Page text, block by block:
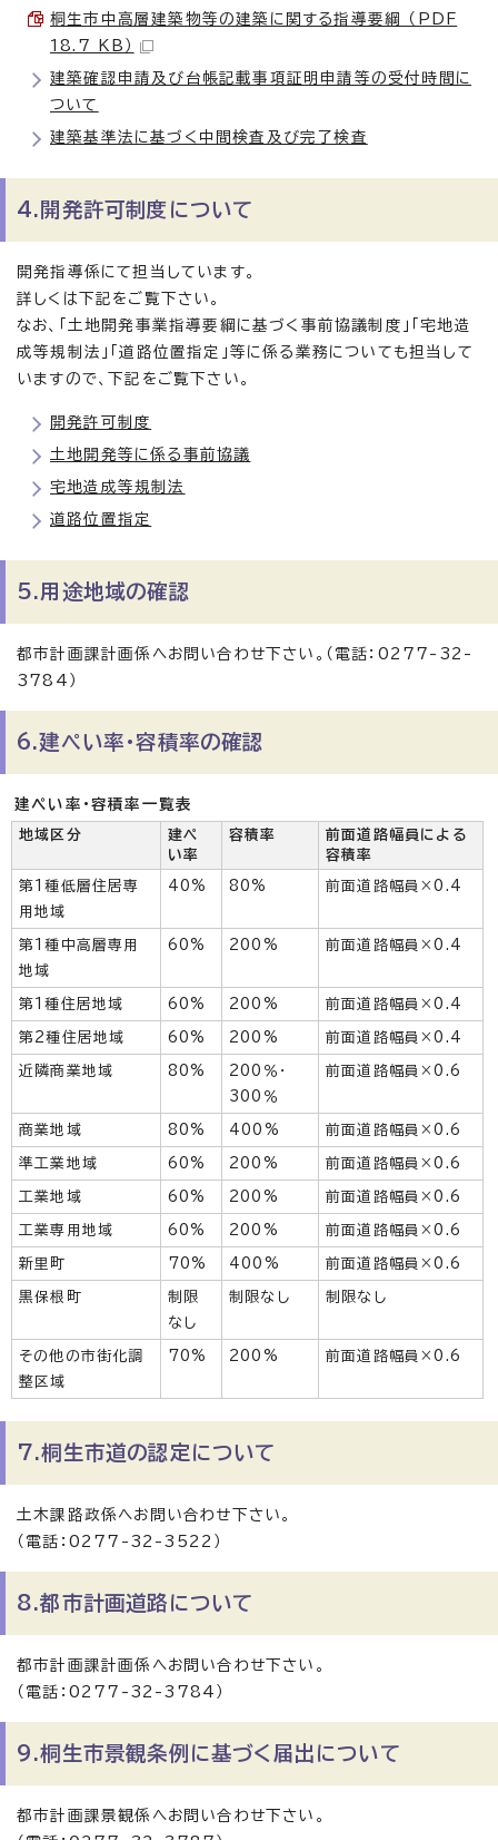
桐生市中高層建築物等の建築に関する指導要綱 （PDF
18.7 KB）
建築確認申請及び台帳記載事項証明申請等の受付時間に
ついて
建築基準法に基づく中間検査及び完了検査
4.開発許可制度について
開発指導係にて担当しています。
詳しくは下記をご覧下さい。
なお、「土地開発事業指導要綱に基づく事前協議制度」「宅地造
成等規制法」「道路位置指定」等に係る業務についても担当して
いますので、下記をご覧下さい。
開発許可制度
土地開発等に係る事前協議
宅地造成等規制法
道路位置指定
5.用途地域の確認
都市計画課計画係へお問い合わせ下さい。（電話：0277-32-
3784）
6.建ぺい率・容積率の確認
建ぺい率・容積率一覧表
地域区分
建ぺ
い率
容積率
前面道路幅員による
容積率
第1種低層住居専
用地域
40% 80% 前面道路幅員×0.4
第1種中高層専用
地域
60% 200% 前面道路幅員×0.4
第1種住居地域 60% 200% 前面道路幅員×0.4
第2種住居地域 60% 200% 前面道路幅員×0.4
近隣商業地域 80%
200％・
300％
前面道路幅員×0.6
商業地域 80% 400% 前面道路幅員×0.6
準工業地域 60% 200% 前面道路幅員×0.6
工業地域 60% 200% 前面道路幅員×0.6
工業専用地域 60% 200% 前面道路幅員×0.6
新里町 70% 400% 前面道路幅員×0.6
黒保根町
制限
なし
制限なし 制限なし
その他の市街化調
整区域
70% 200% 前面道路幅員×0.6
7.桐生市道の認定について
土木課路政係へお問い合わせ下さい。
（電話：0277-32-3522）
8.都市計画道路について
都市計画課計画係へお問い合わせ下さい。
（電話：0277-32-3784）
9.桐生市景観条例に基づく届出について
都市計画課景観係へお問い合わせ下さい。